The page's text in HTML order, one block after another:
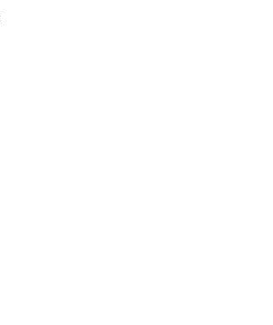
doen om te verbeteren!